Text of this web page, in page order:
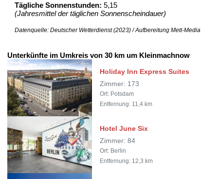
Tägliche Sonnenstunden: 5,15
(Jahresmittel der täglichen Sonnenscheindauer)
Datenquelle: Deutscher Wetterdienst (2023) / Aufbereitung Mett-Media
Unterkünfte im Umkreis von 30 km um Kleinmachnow
Holiday Inn Express Suites
Zimmer: 173
Ort: Potsdam
Entfernung: 11,4 km
Hotel June Six
Zimmer: 84
Ort: Berlin
Entfernung: 12,3 km